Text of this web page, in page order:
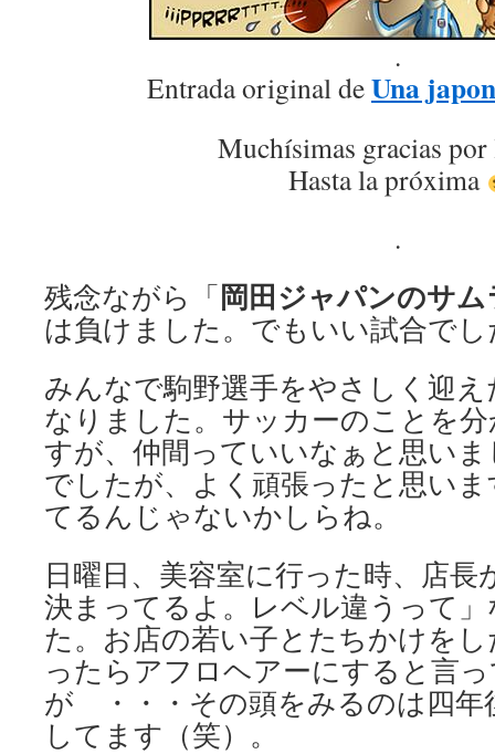
.
Entrada original deUna
Muchísimas gracias por
Hasta la próxima
.
残念ながら「岡田ジャパンのサ
は負けました。でもいい試合で
みんなで駒野選手をやさしく迎
なりました。サッカーのことを
すが、仲間っていいなぁと思い
でしたが、よく頑張ったと思い
てるんじゃないかしらね。
日曜日、美容室に行った時、店
決まってるよ。レベル違うって
た。お店の若い子とたちかけを
ったらアフロヘアーにすると言
が ・・・その頭をみるのは四年
してます（笑）。